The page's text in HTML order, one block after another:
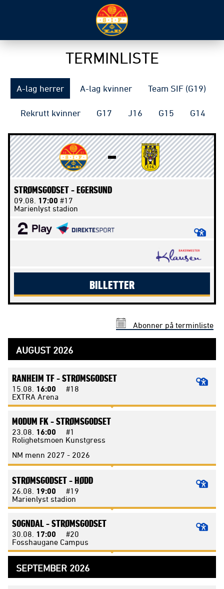
TERMINLISTE
A-lag herrer A-lag kvinner Team SIF (G19)
Rekrutt kvinner G17 J16 G15 G14
STRØMSGODSET -EGERSUND
09.08. 17:00 #17
Marienlyst stadion
BILLETTER
Abonner på terminliste
AUGUST 2026
RANHEIM TF -STRØMSGODSET
15.08. 16:00
#18
EXTRA Arena
MODUM FK -STRØMSGODSET
23.08. 16:00
#1
Rolighetsmoen Kunstgress
NM menn 2027 - 2026
STRØMSGODSET -HØDD
26.08. 19:00
#19
Marienlyst stadion
SOGNDAL -STRØMSGODSET
30.08. 17:00
#20
Fosshaugane Campus
SEPTEMBER 2026